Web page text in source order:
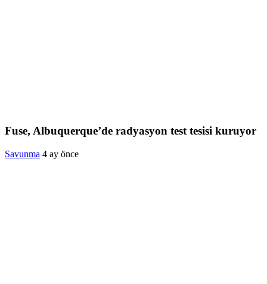
Fuse, Albuquerque’de radyasyon test tesisi kuruyor
Savunma 4 ay önce